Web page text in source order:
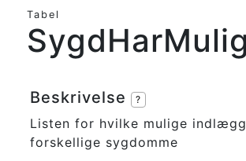
Tabel
Beskrivelse ?
Listen for hvilke mulige
forskellige sygdomme